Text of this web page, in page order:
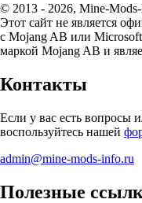
© 2013 - 2026, Mine-
Этот сайт не является
с Mojang AB или Microsoft
маркой Mojang AB и
Контакты
Если у вас есть вопросы
воспользуйтесь нашей
admin@mine-mods-info.ru
Полезные